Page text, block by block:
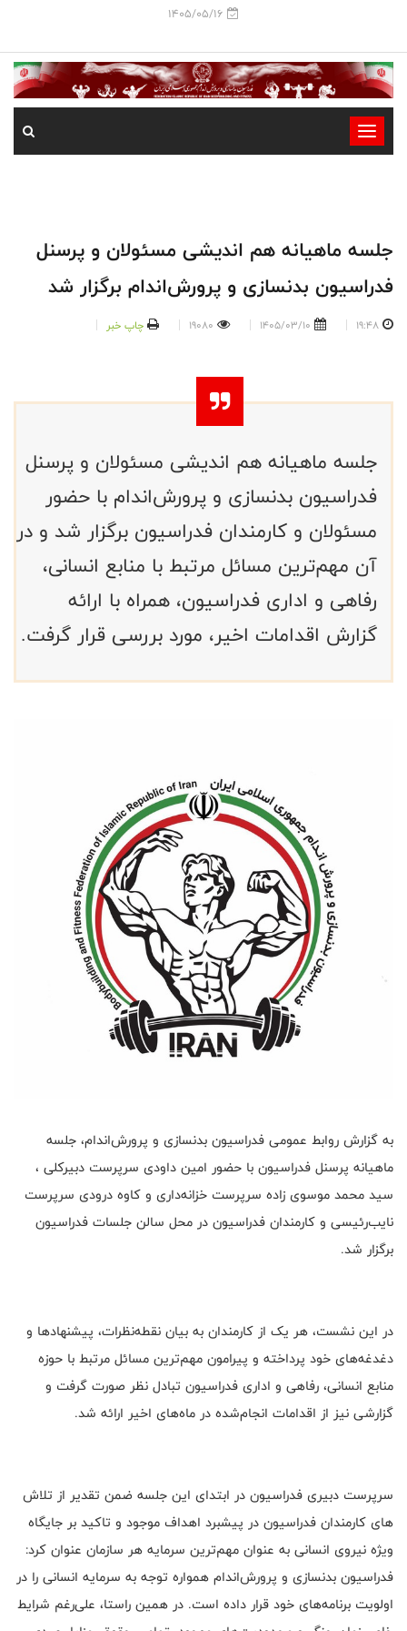
1405/05/16
-
-
-
جلسه ماهیانه هم اندیشی مسئولان و پرسنل
فدراسیون بدنسازی و پرورش‌اندام برگزار شد
19:48
1405/03/10
19080 چاپ خبر
جلسه ماهیانه هم اندیشی مسئولان و پرسنل
فدراسیون بدنسازی و پرورش‌اندام با حضور
مسئولان و کارمندان فدراسیون برگزار شد و در
آن مهم‌ترین مسائل مرتبط با منابع انسانی،
رفاهی و اداری فدراسیون، همراه با ارائه
گزارش اقدامات اخیر، مورد بررسی قرار گرفت.
به گزارش روابط عمومی فدراسیون بدنسازی و پرورش‌اندام، جلسه
ماهیانه پرسنل فدراسیون با حضور امین داودی سرپرست دبیرکلی ،
سيد محمد موسوی‌ زاده سرپرست خزانه‌داری و کاوه درودی سرپرست
نایب‌رئیسی و کارمندان فدراسیون در محل سالن جلسات فدراسیون
برگزار شد.
در این نشست، هر یک از کارمندان به بیان نقطه‌نظرات، پیشنهادها و
دغدغه‌های خود پرداخته و پیرامون مهم‌ترین مسائل مرتبط با حوزه
منابع انسانی، رفاهی و اداری فدراسیون تبادل نظر صورت گرفت و
گزارشی نیز از اقدامات انجام‌شده در ماه‌های اخیر ارائه شد.
سرپرست دبیری فدراسیون در ابتدای این جلسه ضمن تقدیر از تلاش
های کارمندان فدراسیون در پیشبرد اهداف موجود و تاکید بر جایگاه
ویژه نیروی انسانی به عنوان مهم‌ترین سرمایه هر سازمان عنوان کرد:
فدراسیون بدنسازی و پرورش‌اندام همواره توجه به سرمایه انسانی را در
اولویت برنامه‌های خود قرار داده است. در همین راستا، علی‌رغم شرایط